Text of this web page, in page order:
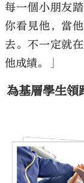
每一個小朋友
你看見他，當
去。不一定就
他成績。」
為基層學生領